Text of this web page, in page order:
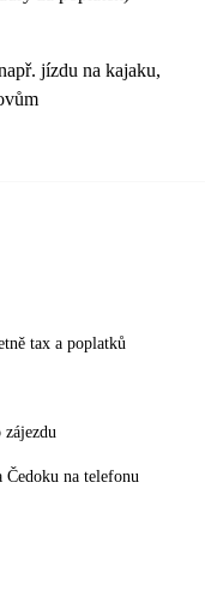
jízdu na kajaku,
tax a poplatků
Čedoku na telefonu